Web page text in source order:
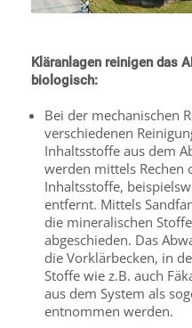
Kläranlagen reinigen das
biologisch:
Bei der mechanischen
verschiedenen
Inhaltsstoffe aus dem
werden mittels Rechen
Inhaltsstoffe,
entfernt. Mittels
die mineralischen
abgeschieden. Das
die Vorklärbecken, in
Stoffe wie z.B. auch
aus dem System als
entnommen werden.